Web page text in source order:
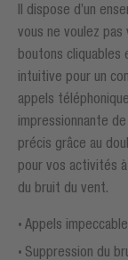
Il dispose d’un
vous ne voulez pas
boutons
intuitive pour un
appels
impressionnante
précis grâce au
pour vos activités
du bruit du vent.
Appels
Suppression du